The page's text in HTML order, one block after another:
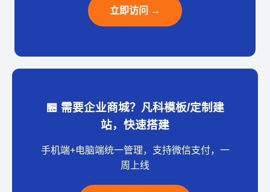
立即访问 →
🏪 需要企业商城？凡科模板/定制建
站，快速搭建
手机端+电脑端统一管理，支持微信支付，一
周上线